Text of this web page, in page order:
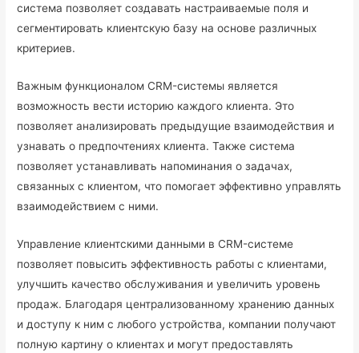
система позволяет создавать настраиваемые поля и
сегментировать клиентскую базу на основе различных
критериев.
Важным функционалом CRM-системы является
возможность вести историю каждого клиента. Это
позволяет анализировать предыдущие взаимодействия и
узнавать о предпочтениях клиента. Также система
позволяет устанавливать напоминания о задачах,
связанных с клиентом, что помогает эффективно управлять
взаимодействием с ними.
Управление клиентскими данными в CRM-системе
позволяет повысить эффективность работы с клиентами,
улучшить качество обслуживания и увеличить уровень
продаж. Благодаря централизованному хранению данных
и доступу к ним с любого устройства, компании получают
полную картину о клиентах и могут предоставлять